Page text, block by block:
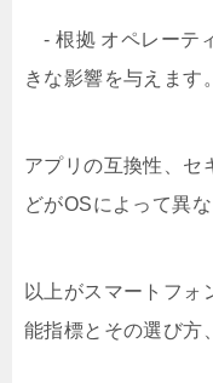
- 根拠 オペレーテ
きな影響を与えます。
アプリの互換性、セ
どがOSによって異な
以上がスマートフォ
能指標とその選び方